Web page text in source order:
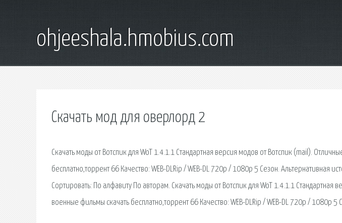
ohjeeshala.hmobius.com
Скачать мод для оверлорд 2
Скачать моды от Вотспик для WoT 1.4.1.1 Стандартная версия модов от Вотспик (mail).
бесплатно,торрент 66 Качество: WEB-DLRip / WEB-DL 720p / 1080p 5 Сезон. Альтернативная
Сортировать: По алфавиту По авторам. Скачать моды от Вотспик для WoT 1.4.1.1 Стандартная
военные фильмы скачать бесплатно,торрент 66 Качество: WEB-DLRip / WEB-DL 720p / 1080p 5